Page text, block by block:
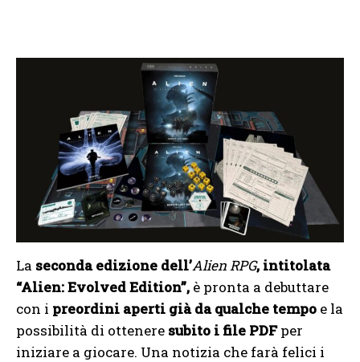
La seconda edizione dell’Alien RPG, intitolata
“Alien: Evolved Edition”, è pronta a debuttare
con i preordini aperti già da qualche tempo e la
possibilità di ottenere subito i file PDFper
iniziare a giocare. Una notizia che farà felici i